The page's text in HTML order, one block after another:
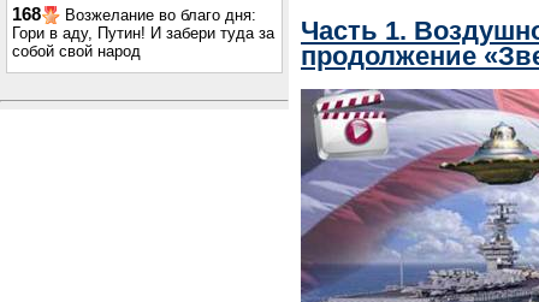
168
Возжелание во благо дня:
Гори в аду, Путин! И забери туда за
собой свой народ
Часть 1.
продолжение